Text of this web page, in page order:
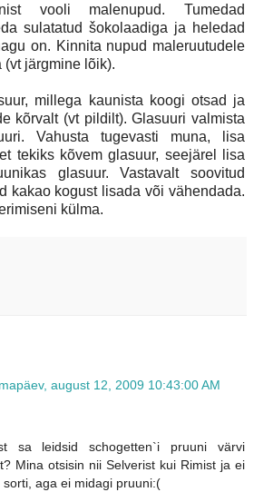
vooli malenupud. Tumedad
sulatatud šokolaadiga ja heledad
on. Kinnita nupud maleruutudele
järgmine lõik).
millega kaunista koogi otsad ja
kõrvalt (vt pildilt). Glasuuri valmista
Vahusta tugevasti muna, lisa
tekiks kõvem glasuur, seejärel lisa
glasuur. Vastavalt soovitud
kakao kogust lisada või vähendada.
külma.
august 12, 2009 10:43:00 AM
sa leidsid schogetten`i pruuni värvi
Mina otsisin nii Selverist kui Rimist ja ei
sorti, aga ei midagi pruuni:(